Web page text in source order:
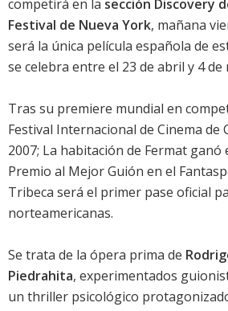
competirá en la sección Discovery
Festival de Nueva York, mañana
será la única película española de
se celebra entre el 23 de abril y 4 de
Tras su premiere mundial en
Festival Internacional de Cinema de
2007; La habitación de Fermat ganó
Premio al Mejor Guión en el
Tribeca será el primer pase oficial
norteamericanas.
Se trata de la ópera prima de
Piedrahita, experimentados
un thriller psicológico